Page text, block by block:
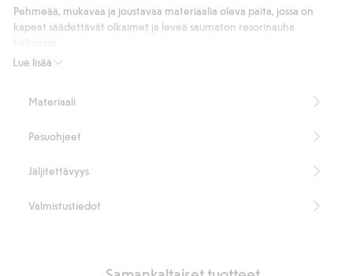
Lue lisää
Pehmeää, mukavaa ja joustavaa materiaalia oleva paita, jossa on
kapeat säädettävät olkaimet ja leveä saumaton resorinauha
Sisältää 51 % kierrätettyä polyamidia.
Materiaali
Pesuohjeet
Jäljitettävyys
Valmistustiedot